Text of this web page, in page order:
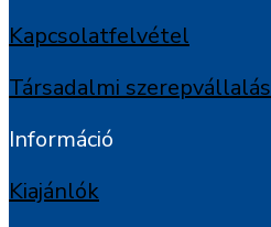
Kapcsolatfelvétel
Társadalmi szerepvállalás
Információ
Kiajánlók